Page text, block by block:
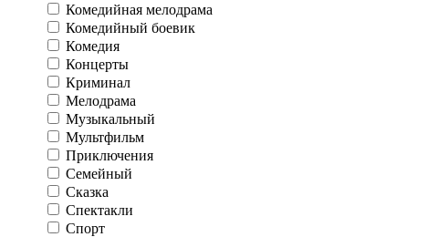
Комедийная мелодрама
Комедийный боевик
Комедия
Концерты
Криминал
Мелодрама
Музыкальный
Мультфильм
Приключения
Семейный
Сказка
Спектакли
Спорт